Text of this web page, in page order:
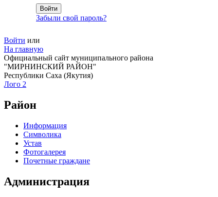
Забыли свой пароль?
Войти или
На главную
Официальный сайт муниципального района
"МИРНИНСКИЙ РАЙОН"
Республики Саха (Якутия)
Лого 2
Район
Информация
Символика
Устав
Фотогалерея
Почетные граждане
Администрация